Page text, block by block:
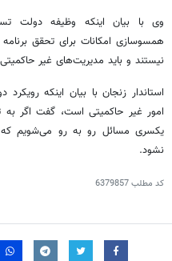
وی با بیان اینکه وظیفه دولت
همسوسازی امکانات برای تحقق
نیستند و باید مدیریت‌های غیر
استاندار زنجان با بیان اینکه
امور غیر حاکمیتی است، گفت اگر به
یکسری مسائل رو به رو می‌شویم
نشود.
کد مطلب6379857